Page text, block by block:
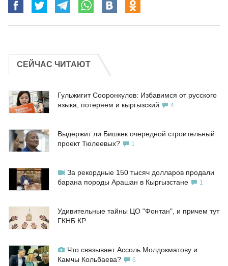
СЕЙЧАС ЧИТАЮТ
Гульжигит Сооронкулов: Избавимся от русского
языка, потеряем и кыргызский
4
Выдержит ли Бишкек очередной строительный
проект Тюлеевых?
1
За рекордные 150 тысяч долларов продали
барана породы Арашан в Кыргызстане
1
Удивительные тайны ЦО "Фонтан", и причем тут
ГКНБ КР
Что связывает Ассоль Молдокматову и
Камчы Кольбаева?
6